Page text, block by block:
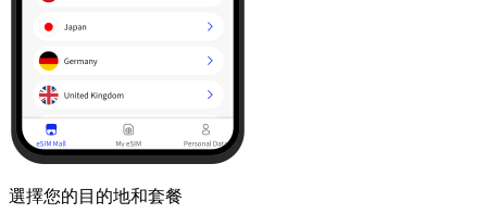
選擇您的目的地和套餐